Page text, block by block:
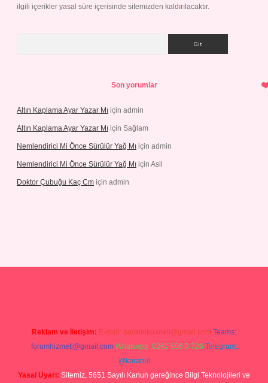
ilgili içerikler yasal süre içerisinde sitemizden kaldırılacaktır.
Son yorumlar
Altın Kaplama Ayar Yazar Mı için admin
Altın Kaplama Ayar Yazar Mı için Sağlam
Nemlendirici Mi Önce Sürülür Yağ Mı için admin
Nemlendirici Mi Önce Sürülür Yağ Mı için Asil
Doktor Çubuğu Kaç Cm için admin
Reklam ve İletişim: E-mail: backlinkpaneli@gmail.com Teams:
forumhizmeti@gmail.com Whatsapp: 0262 606 0 726 Telegram:
@karabul
Yasal Uyarı: Sitemiz, 5651 Sayılı Kanun gereğince Bilgi Teknolojileri ve